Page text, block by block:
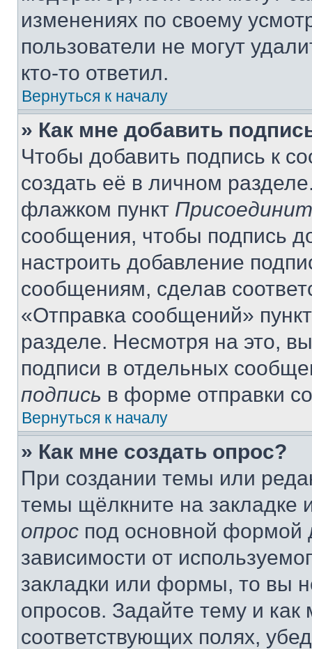
изменениях по своему
пользователи не могут
кто-то ответил.
Вернуться к началу
» Как мне добавить
Чтобы добавить подпись к
создать её в личном
флажком пункт
сообщения, чтобы подпись
настроить добавление
сообщениям, сделав
«Отправка сообщений»
разделе. Несмотря на это,
подписи в отдельных
подпись в форме отправки
Вернуться к началу
» Как мне создать опрос?
При создании темы или
темы щёлкните на
опрос под основной формой
зависимости от
закладки или формы, то вы
опросов. Задайте тему и
соответствующих полях,